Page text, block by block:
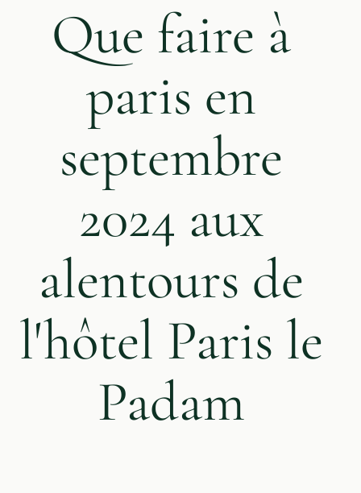
Que faire à
paris en
septembre
2024 aux
alentours de
l'hôtel Paris le
Padam